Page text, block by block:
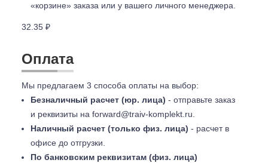
«корзине» заказа или у вашего личного менеджера.
32.35 ₽
Оплата
Мы предлагаем 3 способа оплаты на выбор:
Безналичный расчет (юр. лица) - отправьте заказ
и реквизиты на forward@traiv-komplekt.ru
Наличный расчет (только физ. лица) - расчет в
офисе до отгрузки.
По банковским реквизитам (физ. лица)